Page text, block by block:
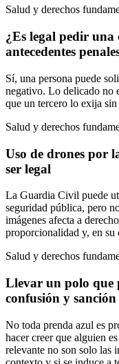
Salud y derechos
¿Es legal pedir
antecedentes
Sí, una persona puede
negativo. Lo delicado no
que un tercero lo exija sin
Salud y derechos
Uso de drones por
ser legal
La Guardia Civil puede
seguridad pública, pero
imágenes afecta a
proporcionalidad y, en su
Salud y derechos
Llevar un polo que
confusión y sanción
No toda prenda azul es
hacer creer que alguien
relevante no son solo las